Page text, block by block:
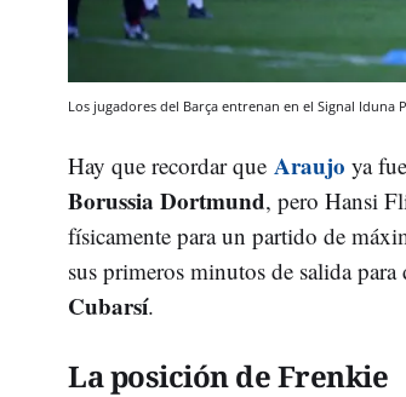
Los jugadores del Barça entrenan en el Signal
Hay que recordar que Araujo ya
Borussia Dortmund, pero Hansi
físicamente para un partido de
sus primeros minutos de salida para
Cubarsí.
La posición de Frenkie